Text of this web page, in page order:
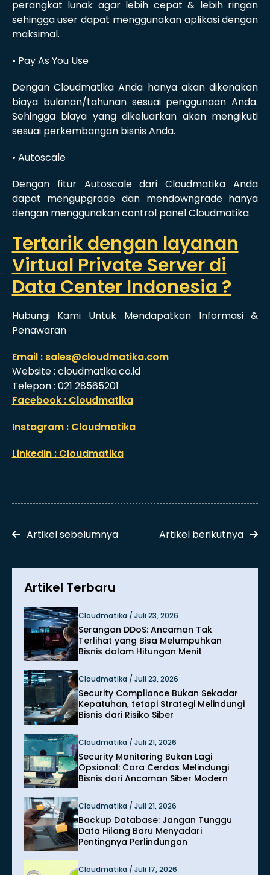
perangkat lunak agar lebih cepat & lebih ringan
sehingga user dapat menggunakan aplikasi dengan
maksimal.
• Pay As You Use
Dengan Cloudmatika Anda hanya akan dikenakan
biaya bulanan/tahunan sesuai penggunaan Anda.
Sehingga biaya yang dikeluarkan akan mengikuti
sesuai perkembangan bisnis Anda.
• Autoscale
Dengan fitur Autoscale dari Cloudmatika Anda
dapat mengupgrade dan mendowngrade hanya
dengan menggunakan control panel Cloudmatika.
Tertarik dengan layanan
Virtual Private Server di
Data Center Indonesia ?
Hubungi Kami Untuk Mendapatkan Informasi &
Penawaran
Email : sales@cloudmatika.com
Website : cloudmatika.co.id
Telepon : 021 28565201
Facebook : Cloudmatika
Instagram : Cloudmatika
Linkedin : Cloudmatika
Artikel sebelumnya Artikel berikutnya
Artikel Terbaru
Cloudmatika / Juli 23, 2026
Serangan DDoS: Ancaman Tak
Terlihat yang Bisa Melumpuhkan
Bisnis dalam Hitungan Menit
Cloudmatika / Juli 23, 2026
Security Compliance Bukan Sekadar
Kepatuhan, tetapi Strategi Melindungi
Bisnis dari Risiko Siber
Cloudmatika / Juli 21, 2026
Security Monitoring Bukan Lagi
Opsional: Cara Cerdas Melindungi
Bisnis dari Ancaman Siber Modern
Cloudmatika / Juli 21, 2026
Backup Database: Jangan Tunggu
Data Hilang Baru Menyadari
Pentingnya Perlindungan
Cloudmatika / Juli 17, 2026